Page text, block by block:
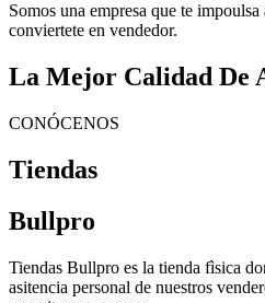
Somos una empresa que te
conviertete en vendedor.
La Mejor Calidad De
CONÓCENOS
Tiendas
Bullpro
Tiendas Bullpro es la tienda fìsica
asitencia personal de nuestros